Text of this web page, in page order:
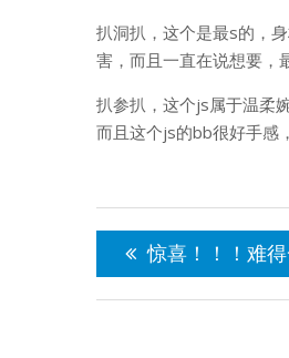
扒洞扒，这个是最s的，
害，而且一直在说想要，
扒参扒，这个js属于温柔
而且这个js的bb很好手感
文
导
航
惊喜！！！难